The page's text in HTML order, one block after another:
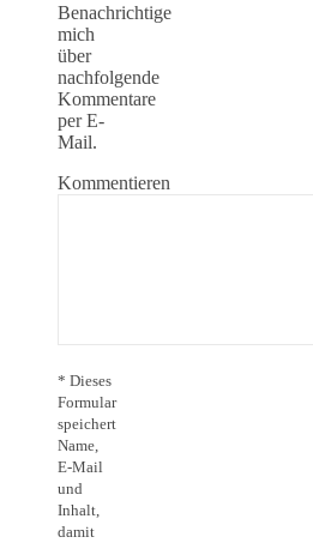
Benachrichtige
mich
über
nachfolgende
Kommentare
per E-
Mail.
Kommentieren
* Dieses
Formular
speichert
Name,
E-Mail
und
Inhalt,
damit